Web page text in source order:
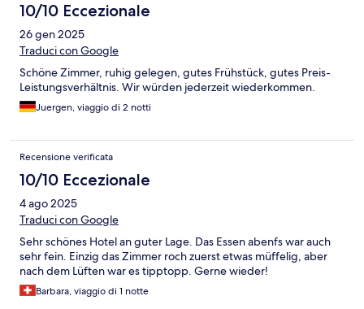
10/10 Eccezionale
26 gen 2025
Traduci con Google
Schöne Zimmer, ruhig gelegen, gutes Frühstück, gutes Preis-
Leistungsverhältnis. Wir würden jederzeit wiederkommen.
Juergen, viaggio di 2 notti
Recensione verificata
10/10 Eccezionale
4 ago 2025
Traduci con Google
Sehr schönes Hotel an guter Lage. Das Essen abenfs war auch
sehr fein. Einzig das Zimmer roch zuerst etwas müffelig, aber
nach dem Lüften war es tipptopp. Gerne wieder!
Barbara, viaggio di 1 notte